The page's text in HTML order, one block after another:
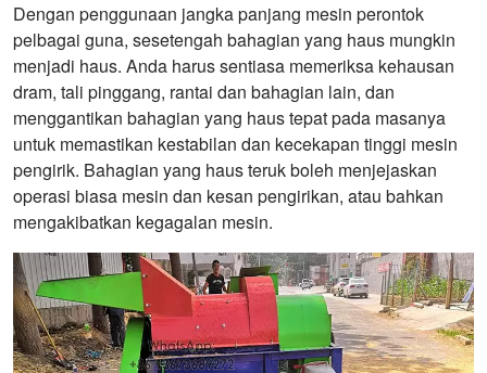
Dengan penggunaan jangka panjang mesin perontok
pelbagai guna, sesetengah bahagian yang haus mungkin
menjadi haus. Anda harus sentiasa memeriksa kehausan
dram, tali pinggang, rantai dan bahagian lain, dan
menggantikan bahagian yang haus tepat pada masanya
untuk memastikan kestabilan dan kecekapan tinggi mesin
pengirik. Bahagian yang haus teruk boleh menjejaskan
operasi biasa mesin dan kesan pengirikan, atau bahkan
mengakibatkan kegagalan mesin.